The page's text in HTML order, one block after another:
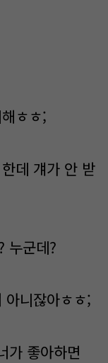
ㅎㅎ;
데 걔가 안 받
누군데?
니잖아ㅎㅎ;
가 좋아하면